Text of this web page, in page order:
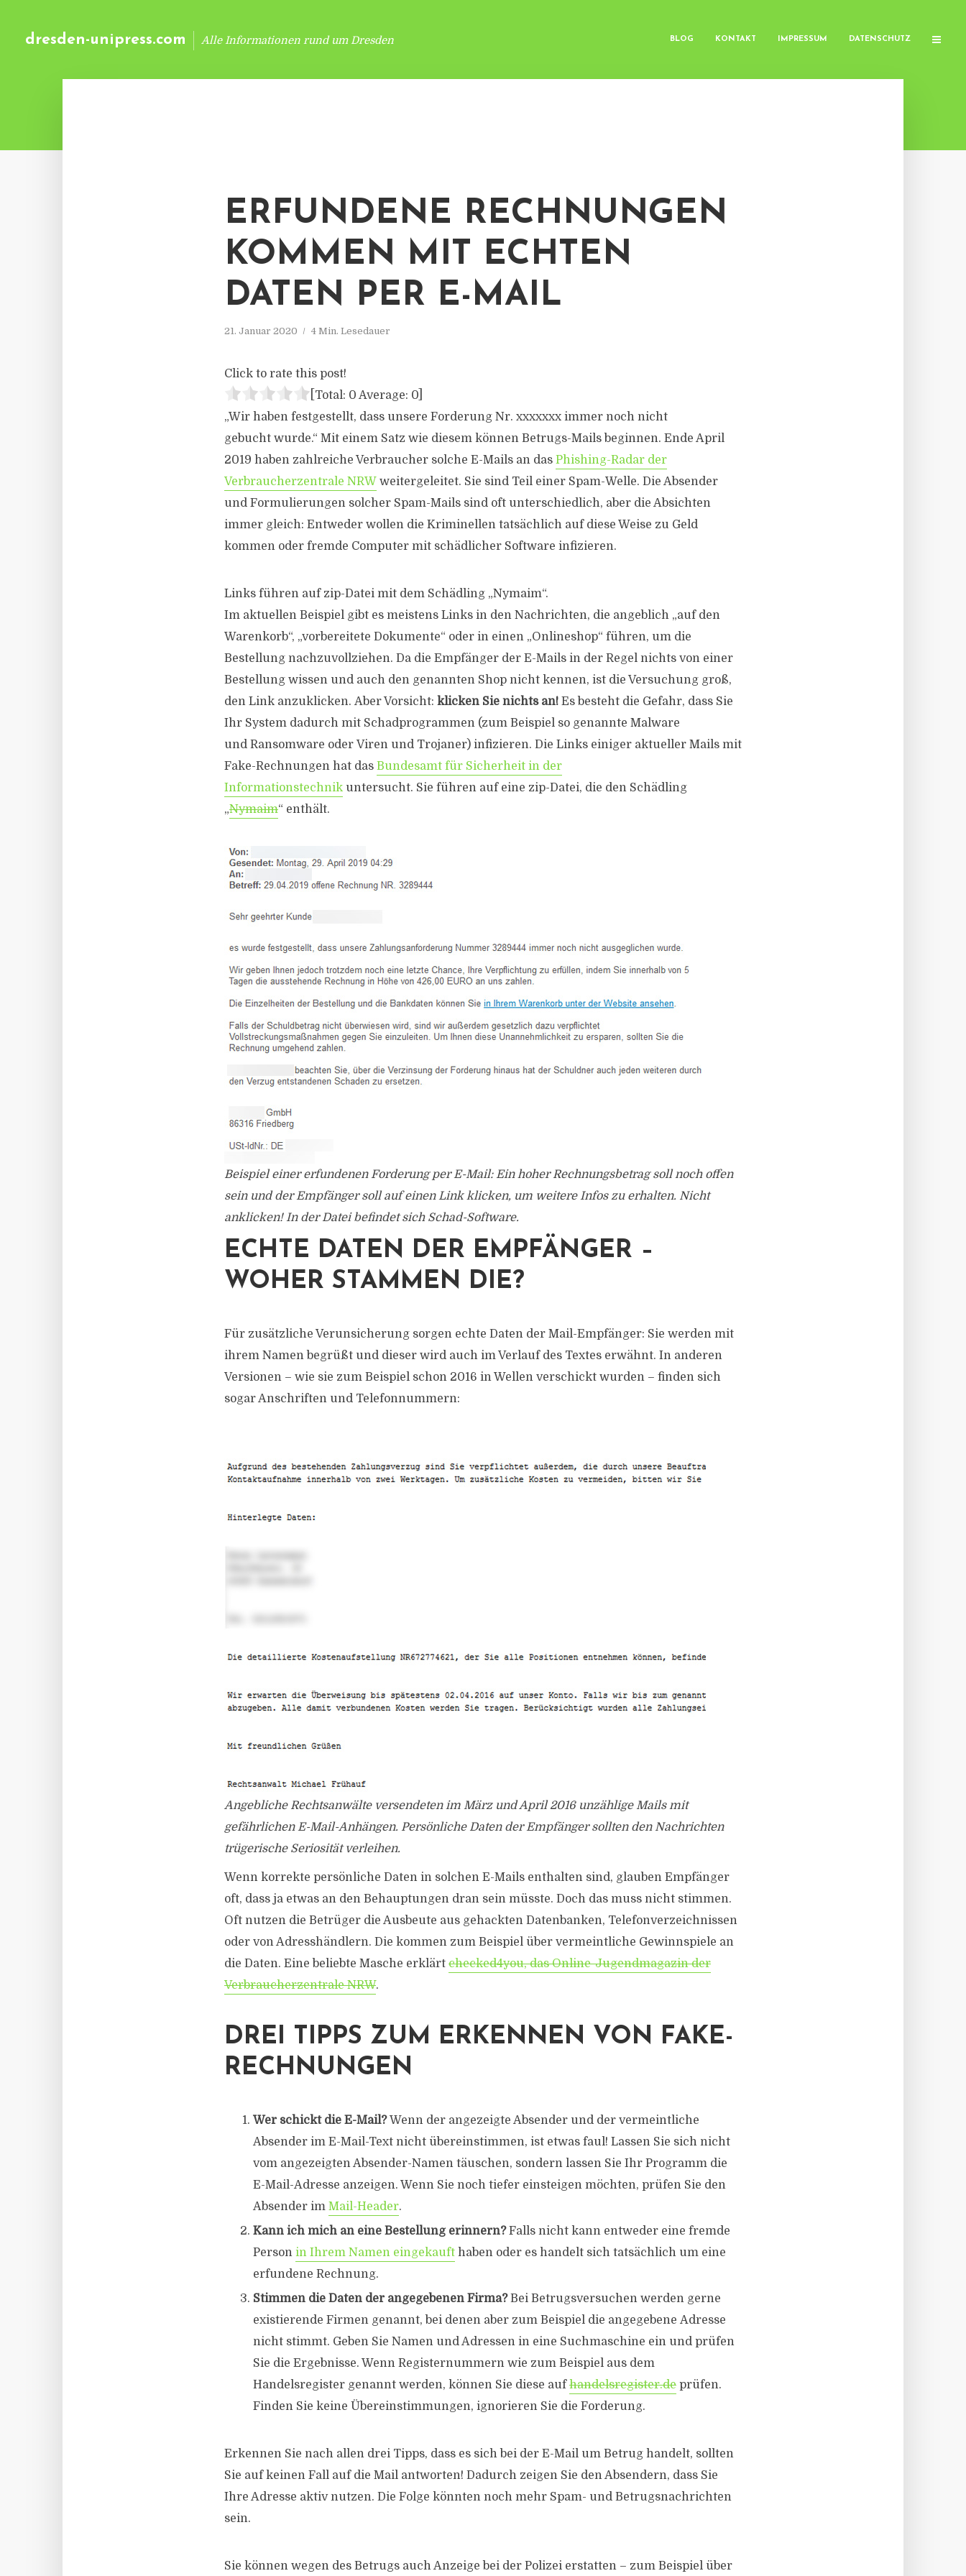
dresden-unipress.com Alle Informationen rund um Dresden BLOG KONTAKT IMPRESSUM DATENSCHUTZ
ERFUNDENE RECHNUNGEN
KOMMEN MIT ECHTEN
DATEN PER E-MAIL
21. Januar 2020 4 Min. Lesedauer
Click to rate this post!
[Total: 0 Average: 0
„Wir haben festgestellt, dass unsere Forderung Nr. xxxxxxx immer noch nicht
gebucht wurde.“ Mit einem Satz wie diesem können Betrugs-Mails beginnen. Ende April
2019 haben zahlreiche Verbraucher solche E-Mails an das Phishing-Radar der
Verbraucherzentrale NRW weitergeleitet. Sie sind Teil einer Spam-Welle. Die Absender
und Formulierungen solcher Spam-Mails sind oft unterschiedlich, aber die Absichten
immer gleich: Entweder wollen die Kriminellen tatsächlich auf diese Weise zu Geld
kommen oder fremde Computer mit schädlicher Software infizieren.
Links führen auf zip-Datei mit dem Schädling „Nymaim“.
Im aktuellen Beispiel gibt es meistens Links in den Nachrichten, die angeblich „auf den
Warenkorb“, „vorbereitete Dokumente“ oder in einen „Onlineshop“ führen, um die
Bestellung nachzuvollziehen. Da die Empfänger der E-Mails in der Regel nichts von einer
Bestellung wissen und auch den genannten Shop nicht kennen, ist die Versuchung groß,
den Link anzuklicken. Aber Vorsicht: klicken Sie nichts an! Es besteht die Gefahr, dass Sie
Ihr System dadurch mit Schadprogrammen (zum Beispiel so genannte Malware
und Ransomware oder Viren und Trojaner) infizieren. Die Links einiger aktueller Mails mit
Fake-Rechnungen hat das Bundesamt für Sicherheit in der
Informationstechnik untersucht. Sie führen auf eine zip-Datei, die den Schädling
„Nymaim“ enthält.
Beispiel einer erfundenen Forderung per E-Mail: Ein hoher Rechnungsbetrag soll noch offen
sein und der Empfänger soll auf einen Link klicken, um weitere Infos zu erhalten. Nicht
anklicken! In der Datei befindet sich Schad-Software.
ECHTE DATEN DER EMPFÄNGER –
WOHER STAMMEN DIE?
Für zusätzliche Verunsicherung sorgen echte Daten der Mail-Empfänger: Sie werden mit
ihrem Namen begrüßt und dieser wird auch im Verlauf des Textes erwähnt. In anderen
Versionen – wie sie zum Beispiel schon 2016 in Wellen verschickt wurden – finden sich
sogar Anschriften und Telefonnummern:
Angebliche Rechtsanwälte versendeten im März und April 2016 unzählige Mails mit
gefährlichen E-Mail-Anhängen. Persönliche Daten der Empfänger sollten den Nachrichten
trügerische Seriosität verleihen.
Wenn korrekte persönliche Daten in solchen E-Mails enthalten sind, glauben Empfänger
oft, dass ja etwas an den Behauptungen dran sein müsste. Doch das muss nicht stimmen.
Oft nutzen die Betrüger die Ausbeute aus gehackten Datenbanken, Telefonverzeichnissen
oder von Adresshändlern. Die kommen zum Beispiel über vermeintliche Gewinnspiele an
die Daten. Eine beliebte Masche erklärt checked4you, das Online-Jugendmagazin der
Verbraucherzentrale NRW.
DREI TIPPS ZUM ERKENNEN VON FAKE-
RECHNUNGEN
Wer schickt die E-Mail?Wenn der angezeigte Absender und der vermeintliche
Absender im E-Mail-Text nicht übereinstimmen, ist etwas faul! Lassen Sie sich nicht
vom angezeigten Absender-Namen täuschen, sondern lassen Sie Ihr Programm die
E-Mail-Adresse anzeigen. Wenn Sie noch tiefer einsteigen möchten, prüfen Sie den
Absender im Mail-Header.
Kann ich mich an eine Bestellung erinnern?Falls nicht kann entweder eine fremde
Person in Ihrem Namen eingekauft haben oder es handelt sich tatsächlich um eine
erfundene Rechnung.
Stimmen die Daten der angegebenen Firma?Bei Betrugsversuchen werden gerne
existierende Firmen genannt, bei denen aber zum Beispiel die angegebene Adresse
nicht stimmt. Geben Sie Namen und Adressen in eine Suchmaschine ein und prüfen
Sie die Ergebnisse. Wenn Registernummern wie zum Beispiel aus dem
Handelsregister genannt werden, können Sie diese aufhandelsregister.de prüfen.
Finden Sie keine Übereinstimmungen, ignorieren Sie die Forderung.
Erkennen Sie nach allen drei Tipps, dass es sich bei der E-Mail um Betrug handelt, sollten
Sie auf keinen Fall auf die Mail antworten! Dadurch zeigen Sie den Absendern, dass Sie
Ihre Adresse aktiv nutzen. Die Folge könnten noch mehr Spam- und Betrugsnachrichten
sein.
Sie können wegen des Betrugs auch Anzeige bei der Polizei erstatten – zum Beispiel über